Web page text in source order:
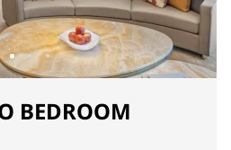
BEDROOM